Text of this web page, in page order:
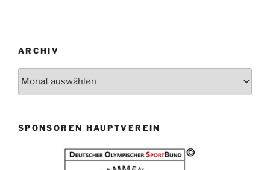
ARCHIV
SPONSOREN HAUPTVEREIN